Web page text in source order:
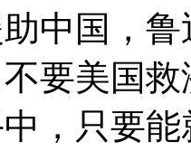
中国，
要美国
，只要